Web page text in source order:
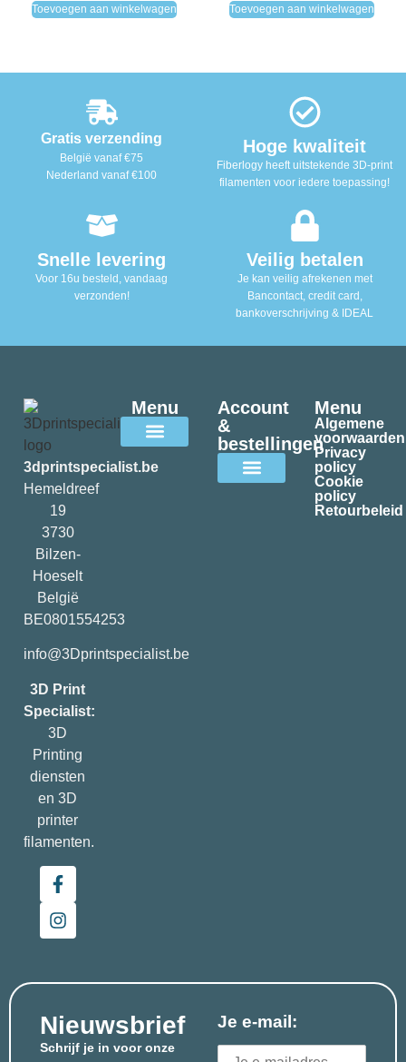
Toevoegen aan winkelwagen Toevoegen aan winkelwagen
Gratis verzending
België vanaf €75
Nederland vanaf €100
Hoge kwaliteit
Fiberlogy heeft uitstekende 3D-print
filamenten voor iedere toepassing!
Snelle levering
Voor 16u besteld, vandaag
verzonden!
Veilig betalen
Je kan veilig afrekenen met
Bancontact, credit card,
bankoverschrijving & IDEAL
3dprintspecialist.be
Hemeldreef
19
3730
Bilzen-
Hoeselt
België
BE0801554253
info@3Dprintspecialist.be
3D Print
Specialist:
3D
Printing
diensten
en 3D
printer
filamenten.
Menu
Account
&
bestellingen
Menu
Algemene
voorwaarden
Privacy
policy
Cookie
policy
Retourbeleid
Nieuwsbrief
Schrijf je in voor onze
Je e-mail: